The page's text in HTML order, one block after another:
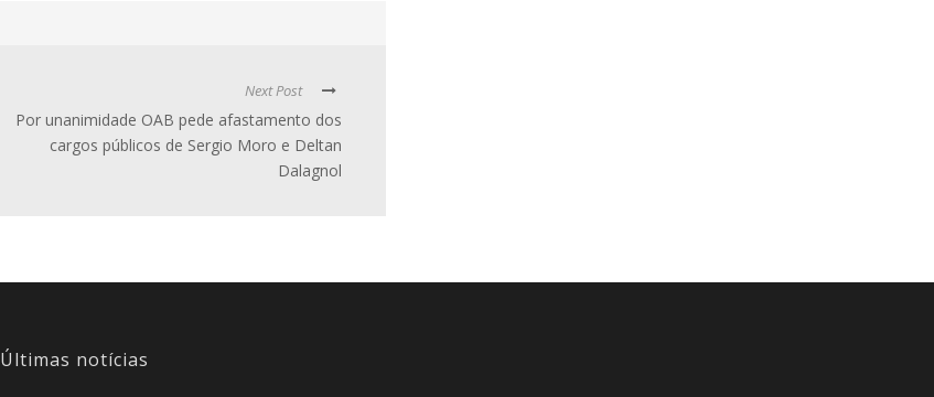
Next Post
Por unanimidade OAB pede afastamento dos
cargos públicos de Sergio Moro e Deltan
Dalagnol
Últimas notícias